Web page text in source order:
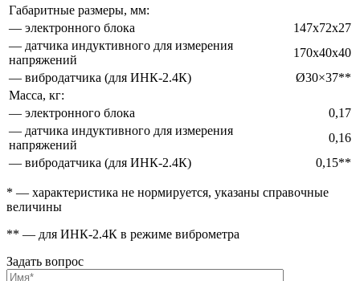
Габаритные размеры, мм:
— электронного блока
147x72x27
— датчика индуктивного для измерения
напряжений
170x40x40
— вибродатчика (для ИНК-2.4К)
Ø30×37**
Масса, кг:
— электронного блока
0,17
— датчика индуктивного для измерения
напряжений
0,16
— вибродатчика (для ИНК-2.4К)
0,15**
* — характеристика не нормируется, указаны справочные
величины
** — для ИНК-2.4К в режиме виброметра
Задать вопрос